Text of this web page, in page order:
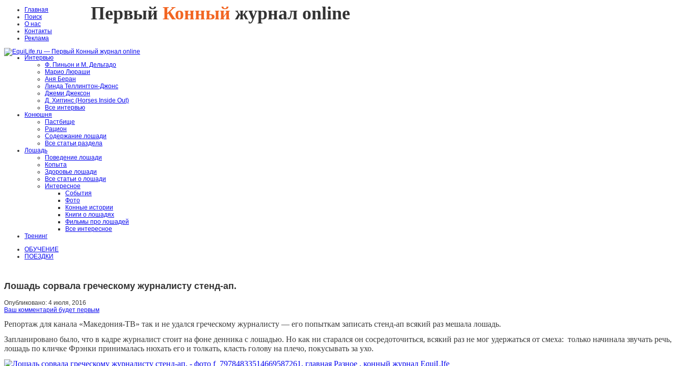
Главная
Поиск
О нас
Контакты
Реклама
Первый Конный журнал online
Интервью
Ф. Пиньон и М. Дельгадо
Марио Люраши
Аня Беран
Линда Теллингтон-Джонс
Джеми Джексон
Д. Хиггинс (Horses Inside Out)
Все интервью
Конюшня
Пастбище
Рацион
Содержание лошади
Все статьи раздела
Лошадь
Поведение лошади
Копыта
Здоровье лошади
Все статьи о лошади
Интересное
События
Фото
Конные истории
Книги о лошадях
Фильмы про лошадей
Все интересное
Тренинг
ОБУЧЕНИЕ
ПОЕЗДКИ
Лошадь сорвала греческому журналисту стенд-ап.
Опубликовано: 4 июля, 2016
Ваш комментарий будет первым
Репортаж для канала «Македония-ТВ» так и не удался греческому журналисту — его попыткам записать стенд-ап всякий раз мешала лошадь.
Запланировано было, что в кадре журналист стоит на фоне денника с лошадью. Но как ни старался он сосредоточиться, всякий раз не мог удержаться от смеха: только начинала звучать речь,
лошадь по кличке Фрэнки принималась нюхать его и толкать, класть голову на плечо, покусывать за ухо.